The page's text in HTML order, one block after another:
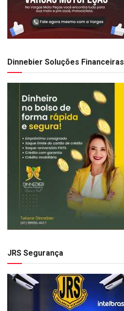
Dinnebier Soluções Financeiras
JRS Segurança